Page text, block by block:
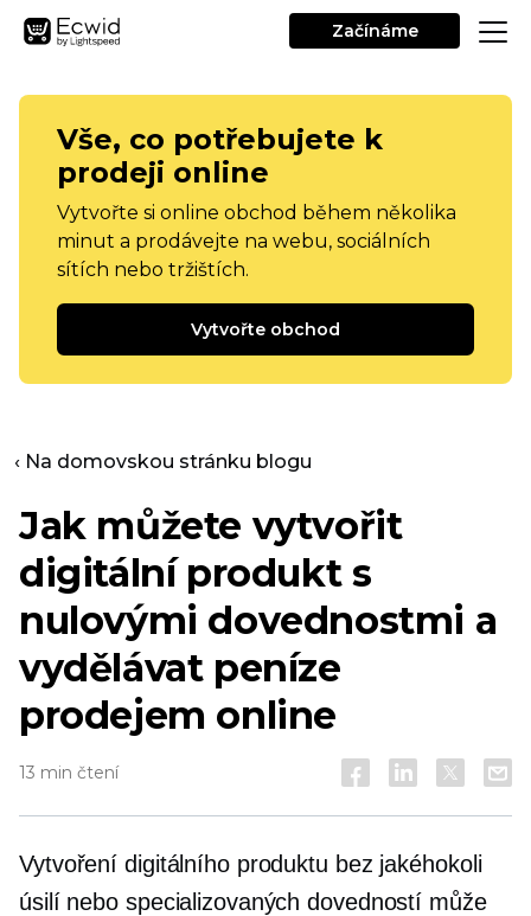
Začínáme
Vše, co potřebujete k
prodeji online
Vytvořte si online obchod během několika
minut a prodávejte na webu, sociálních
sítích nebo tržištích.
Vytvořte obchod
‹ Na domovskou stránku blogu
Jak můžete vytvořit
digitální produkt s
nulovými dovednostmi a
vydělávat peníze
prodejem online
13 min čtení
Vytvoření digitálního produktu bez jakéhokoli
úsilí nebo specializovaných dovedností může